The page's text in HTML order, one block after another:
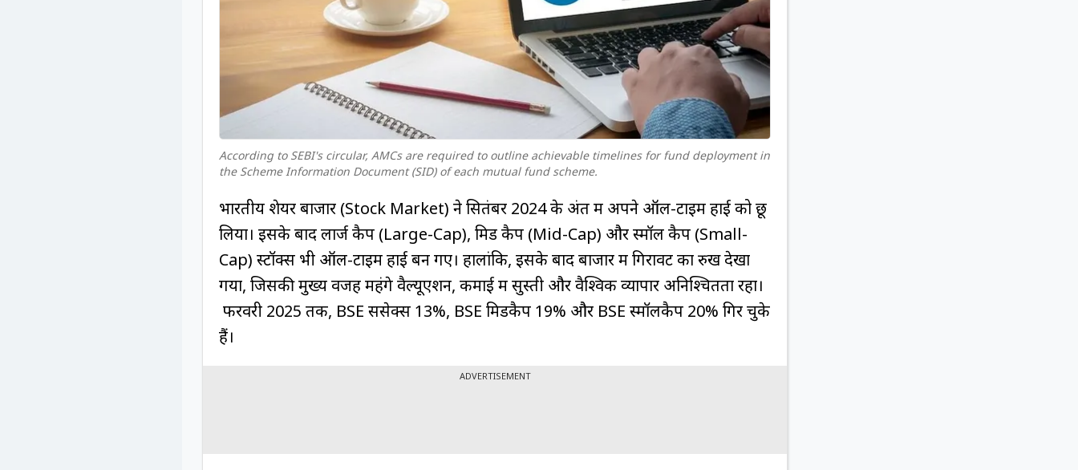
According to SEBI's circular, AMCs are required to outline achievable timelines for fund deployment in
the Scheme Information Document (SID) of each mutual fund scheme.
भारतीय शेयर बाजार (Stock Market) ने सितंबर 2024 के अंत में अपने ऑल-टाइम हाई को छू
लिया। इसके बाद लार्ज कैप (Large-Cap), मिड कैप (Mid-Cap) और स्मॉल कैप (Small-
Cap) स्टॉक्स भी ऑल-टाइम हाई बन गए। हालांकि, इसके बाद बाजार में गिरावट का रुख देखा
गया, जिसकी मुख्य वजह महंगे वैल्यूएशन, कमाई में सुस्ती और वैश्विक व्यापार अनिश्चितता रहा।
फरवरी 2025 तक, BSE सेंसेक्स 13%, BSE मिडकैप 19% और BSE स्मॉलकैप 20% गिर चुके
हैं।
ADVERTISEMENT